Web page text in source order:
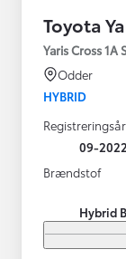
Toyota
Yaris Cross 1A
Odder
HYBRID
Registreringsår
09-2022
Brændstof
Hybrid